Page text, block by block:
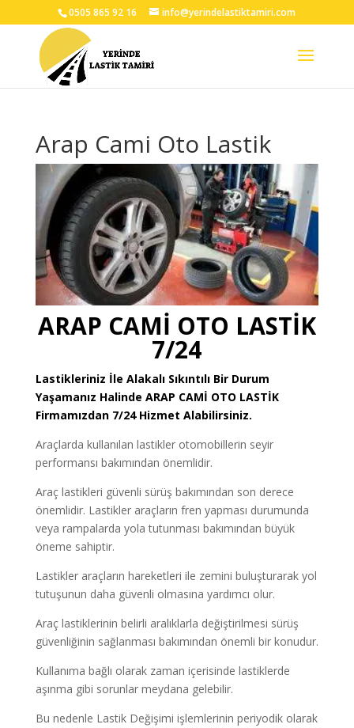
0505 865 92 16 info@yerindelastiktamiri.com
Arap Cami Oto Lastik
ARAP CAMİ OTO LASTİK
7/24
Lastikleriniz İle Alakalı Sıkıntılı Bir Durum
Yaşamanız Halinde ARAP CAMİ OTO LASTİK
Firmamızdan 7/24 Hizmet Alabilirsiniz.
Araçlarda kullanılan lastikler otomobillerin seyir
performansı bakımından önemlidir.
Araç lastikleri güvenli sürüş bakımından son derece
önemlidir. Lastikler araçların fren yapması durumunda
veya rampalarda yola tutunması bakımından büyük
öneme sahiptir.
Lastikler araçların hareketleri ile zemini buluşturarak yol
tutuşunun daha güvenli olmasına yardımcı olur.
Araç lastiklerinin belirli aralıklarla değiştirilmesi sürüş
güvenliğinin sağlanması bakımından önemli bir konudur.
Kullanıma bağlı olarak zaman içerisinde lastiklerde
aşınma gibi sorunlar meydana gelebilir.
Bu nedenle Lastik Değişimi işlemlerinin periyodik olarak